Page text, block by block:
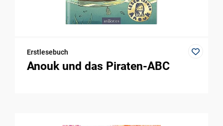
Erstlesebuch
Anouk und das Piraten-ABC